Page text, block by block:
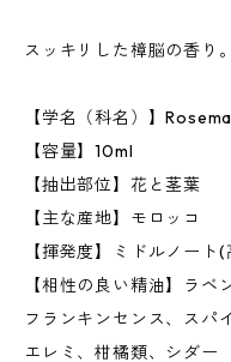
スッキリした樟脳の香り
【学名（科名）】
【容量】10ml
【抽出部位】花と茎葉
【主な産地】モロッコ
【揮発度】ミドルノート(
【相性の良い精油】ラベ
フランキンセンス、スパ
エレミ、柑橘類、シダー